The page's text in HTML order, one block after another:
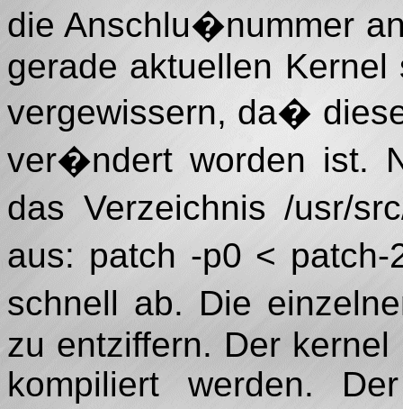
die Anschlu�nummer
gerade aktuellen
vergewissern, da�
ver�ndert worden ist.
das Verzeichnis /usr/
aus: patch -p0 <
schnell ab. Die
zu entziffern. Der
kompiliert werden.